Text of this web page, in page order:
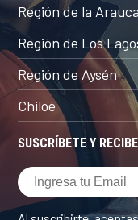
SUSCRÍBETE Y
Región de la
Región de Los
Región de Aysén
Chiloé